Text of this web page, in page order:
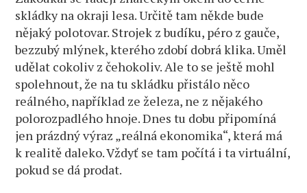
skládky na okraji lesa. Určitě tam někde bude
nějaký polotovar. Strojek z budíku, péro z gauče,
bezzubý mlýnek, kterého zdobí dobrá klika. Uměl
udělat cokoliv z čehokoliv. Ale to se ještě mohl
spolehnout, že na tu skládku přistálo něco
reálného, například ze železa, ne z nějakého
polorozpadlého hnoje. Dnes tu dobu připomíná
jen prázdný výraz „reálná ekonomika“, která má
k realitě daleko. Vždyť se tam počítá i ta virtuální,
pokud se dá prodat.